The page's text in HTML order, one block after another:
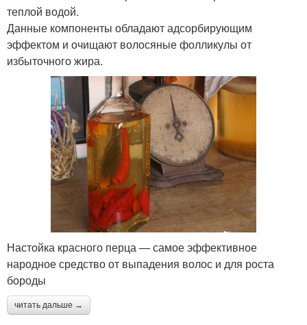
теплой водой.
Данные компоненты обладают адсорбирующим
эффектом и очищают волосяные фолликулы от
избыточного жира.
Настойка красного перца — самое эффективное
народное средство от выпадения волос и для роста
бороды
читать дальше →